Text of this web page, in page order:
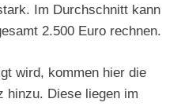
Im Durchschnitt kann
2.500 Euro rechnen.
wird, kommen hier die
hinzu. Diese liegen im